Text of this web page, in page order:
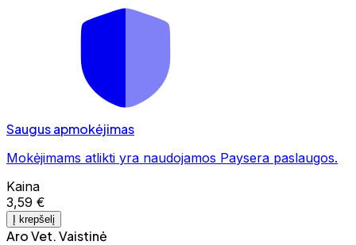
Saugus apmokėjimas
Mokėjimams atlikti yra naudojamos Paysera paslaugos.
Kaina
3,59 €
Į krepšelį
Aro Vet. Vaistinė